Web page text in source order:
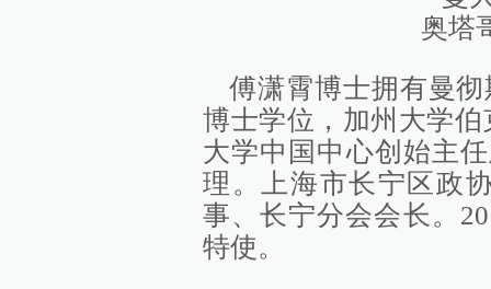
奥塔
傅潇霄博士拥有曼
博士学位，加州大学
大学中国中心创始主
理。上海市长宁区政
事、长宁分会会长。
特使。